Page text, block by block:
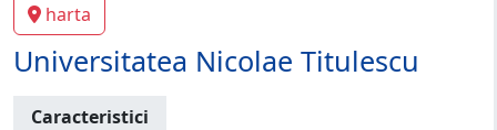
harta
Universitatea Nicolae Titulescu
Caracteristici